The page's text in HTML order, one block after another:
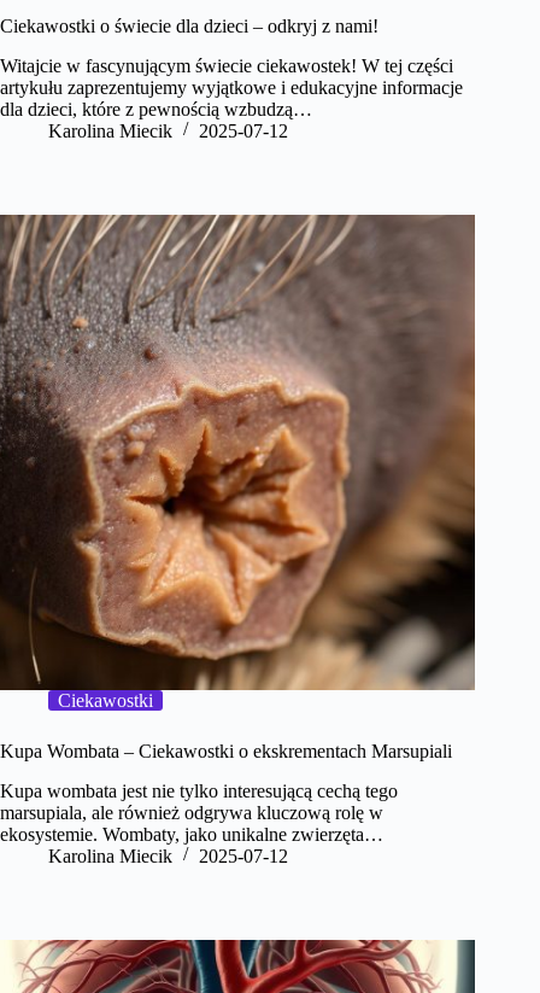
Ciekawostki o świecie dla dzieci – odkryj z nami!
Witajcie w fascynującym świecie ciekawostek! W tej części
artykułu zaprezentujemy wyjątkowe i edukacyjne informacje
dla dzieci, które z pewnością wzbudzą…
Karolina Miecik
2025-07-12
Ciekawostki
Kupa Wombata – Ciekawostki o ekskrementach Marsupiali
Kupa wombata jest nie tylko interesującą cechą tego
marsupiala, ale również odgrywa kluczową rolę w
ekosystemie. Wombaty, jako unikalne zwierzęta…
Karolina Miecik
2025-07-12